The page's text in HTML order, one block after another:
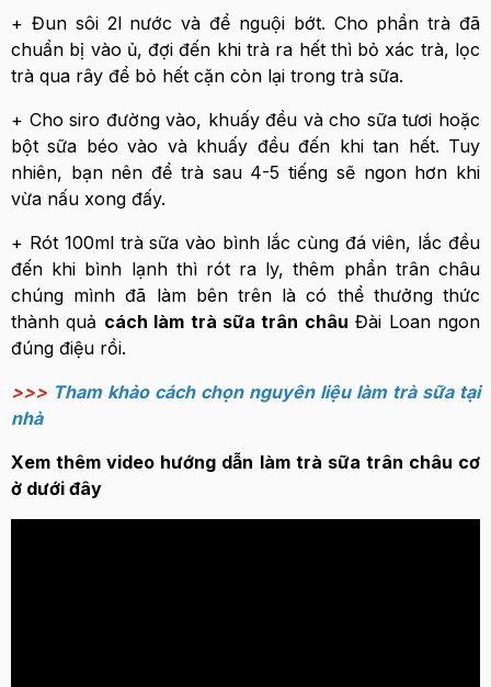
+ Đun sôi 2l nước và để nguội bớt. Cho phần trà đã
chuẩn bị vào ủ, đợi đến khi trà ra hết thì bỏ xác trà, lọc
trà qua rây để bỏ hết cặn còn lại trong trà sữa.
+ Cho siro đường vào, khuấy đều và cho sữa tươi hoặc
bột sữa béo vào và khuấy đều đến khi tan hết. Tuy
nhiên, bạn nên để trà sau 4-5 tiếng sẽ ngon hơn khi
vừa nấu xong đấy.
+ Rót 100ml trà sữa vào bình lắc cùng đá viên, lắc đều
đến khi bình lạnh thì rót ra ly, thêm phần trân châu
chúng mình đã làm bên trên là có thể thưởng thức
thành quả cách làm trà sữa trân châu Đài Loan ngon
đúng điệu rồi.
>>> Tham khảo cách chọn nguyên liệu làm trà sữa tại
nhà
Xem thêm video hướng dẫn làm trà sữa trân châu cơ
ở dưới đây